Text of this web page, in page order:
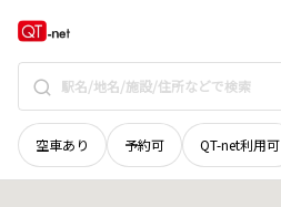
空車あり 予約可 QT-net利用可
愛媛県